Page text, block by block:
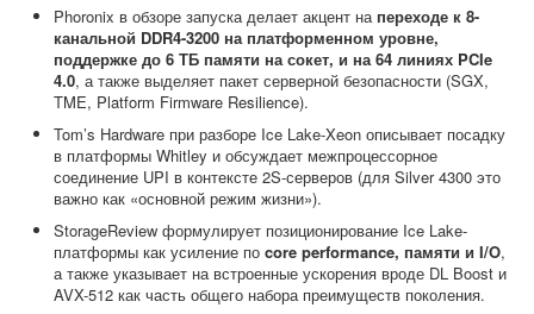
Phoronix в обзоре запуска делает акцент на переходе к 8-
канальной DDR4-3200 на платформенном уровне,
поддержке до 6 ТБ памяти на сокет, и на 64 линиях PCIe
4.0, а также выделяет пакет серверной безопасности (SGX,
TME, Platform Firmware Resilience).
Tom’s Hardware при разборе Ice Lake-Xeon описывает посадку
в платформы Whitley и обсуждает межпроцессорное
соединение UPI в контексте 2S-серверов (для Silver 4300 это
важно как «основной режим жизни»).
StorageReview формулирует позиционирование Ice Lake-
платформы как усиление по core performance, памяти и I/O,
а также указывает на встроенные ускорения вроде DL Boost и
AVX-512 как часть общего набора преимуществ поколения.